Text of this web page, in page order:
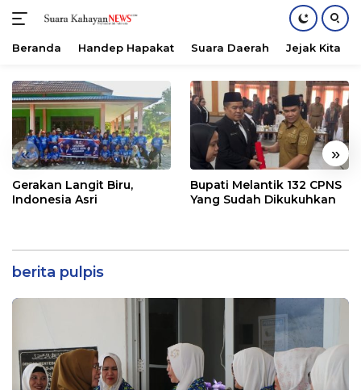
konten
Beranda Handep Hapakat Suara Daerah Jejak Kita
« »
Gerakan Langit Biru,
Indonesia Asri
Bupati Melantik 132 CPNS
Yang Sudah Dikukuhkan
berita pulpis